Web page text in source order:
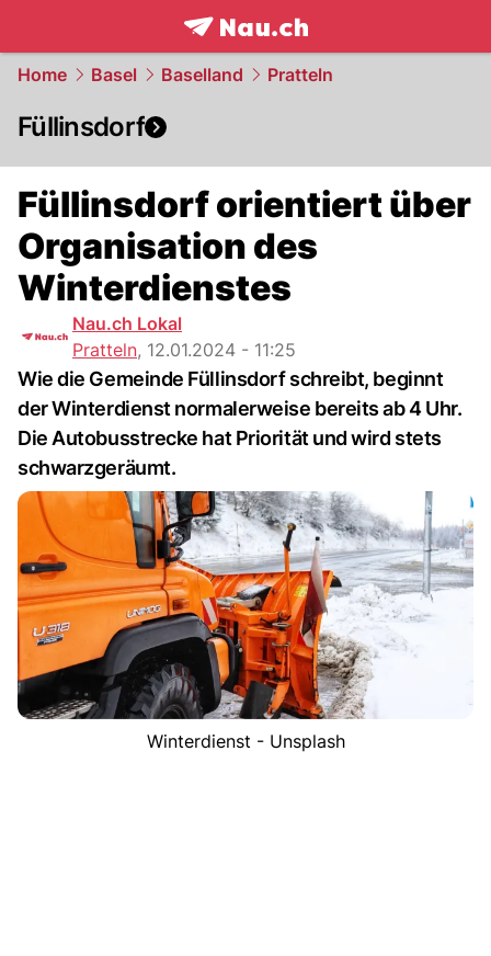
frontpage.NAU.ch
Home Basel Baselland Pratteln
Füllinsdorf
Füllinsdorf orientiert über
Organisation des
Winterdienstes
Nau.ch Lokal
Pratteln, 12.01.2024 - 11:25
Wie die Gemeinde Füllinsdorf schreibt, beginnt
der Winterdienst normalerweise bereits ab 4 Uhr.
Die Autobusstrecke hat Priorität und wird stets
schwarzgeräumt.
Winterdienst - Unsplash